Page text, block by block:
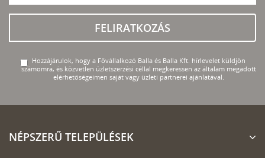
FELIRATKOZÁS
Hozzájárulok, hogy a Fővállalkozó Balla és Balla Kft. hírlevelet küldjön
számomra, és közvetlen üzletszerzési céllal megkeressen az általam megadott
elérhetőségeimen saját vagy üzleti partnerei ajánlatával.
NÉPSZERŰ TELEPÜLÉSEK